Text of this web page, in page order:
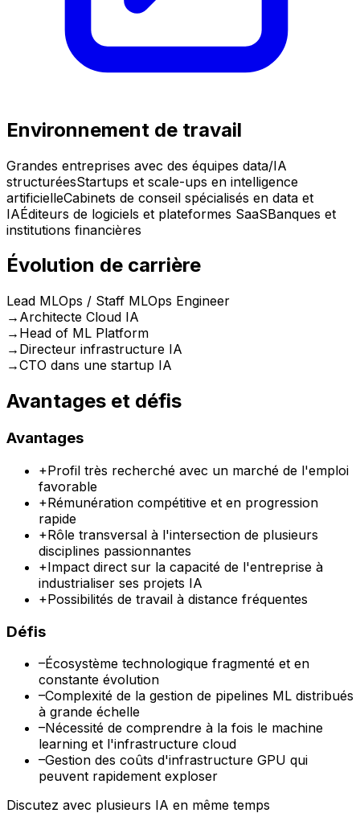
Environnement de travail
Grandes entreprises avec des équipes data/IA
structuréesStartups et scale-ups en intelligence
artificielleCabinets de conseil spécialisés en data et
IAÉditeurs de logiciels et plateformes SaaSBanques et
institutions financières
Évolution de carrière
Lead MLOps / Staff MLOps Engineer
→ Architecte Cloud IA
→ Head of ML Platform
→ Directeur infrastructure IA
→CTO dans une startup IA
Avantages et défis
Avantages
+Profil très recherché avec un marché de l'emploi
favorable
+Rémunération compétitive et en progression
rapide
+Rôle transversal à l'intersection de plusieurs
disciplines passionnantes
+Impact direct sur la capacité de l'entreprise à
industrialiser ses projets IA
+Possibilités de travail à distance fréquentes
Défis
–Écosystème technologique fragmenté et en
constante évolution
–Complexité de la gestion de pipelines ML distribués
à grande échelle
–Nécessité de comprendre à la fois le machine
learning et l'infrastructure cloud
–Gestion des coûts d'infrastructure GPU qui
peuvent rapidement exploser
Discutez avec plusieurs IA en même temps